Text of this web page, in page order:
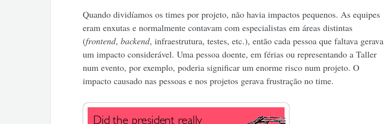
Quando dividíamos os times por projeto, não havia impactos pequenos. As equipes
eram enxutas e normalmente contavam com especialistas em áreas distintas
(frontend, backend, infraestrutura, testes, etc.), então cada pessoa que faltava gerava
um impacto considerável. Uma pessoa doente, em férias ou representando a Taller
num evento, por exemplo, poderia significar um enorme risco num projeto. O
impacto causado nas pessoas e nos projetos gerava frustração no time.